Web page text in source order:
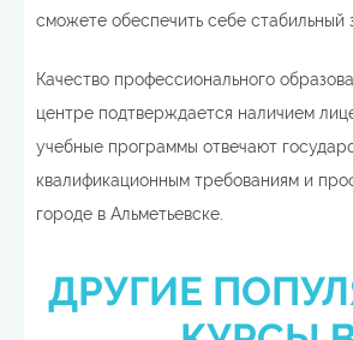
сможете обеспечить себе стабильный
Качество профессионального
центре подтверждается наличием
учебные программы отвечают
квалификационным требованиям и
городе в Альметьевске.
ДРУГИЕ